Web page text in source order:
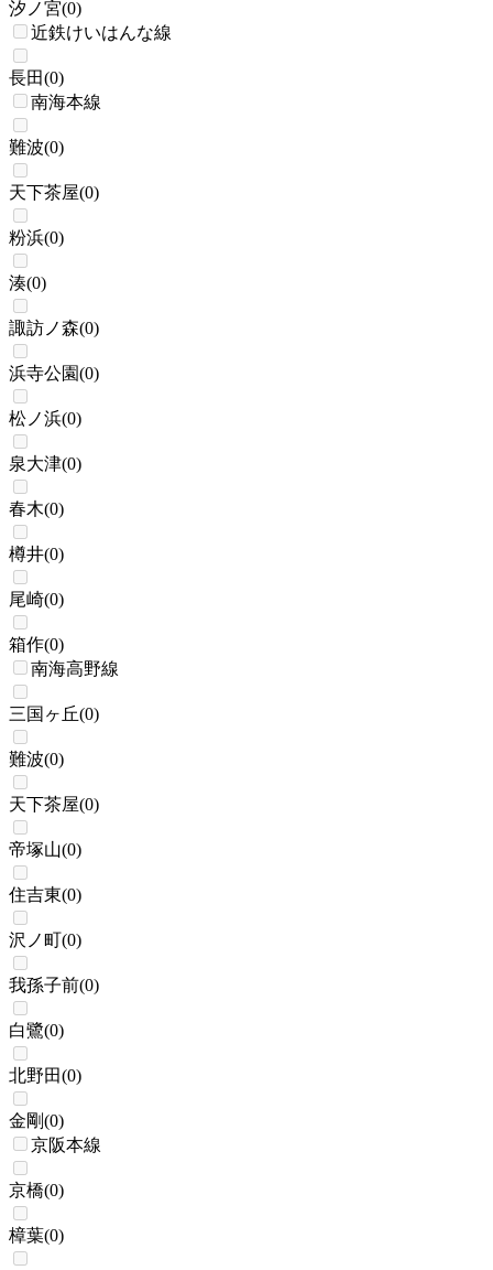
汐ノ宮(0)
近鉄けいはんな線
長田(0)
南海本線
難波(0)
天下茶屋(0)
粉浜(0)
湊(0)
諏訪ノ森(0)
浜寺公園(0)
松ノ浜(0)
泉大津(0)
春木(0)
樽井(0)
尾崎(0)
箱作(0)
南海高野線
三国ヶ丘(0)
難波(0)
天下茶屋(0)
帝塚山(0)
住吉東(0)
沢ノ町(0)
我孫子前(0)
白鷺(0)
北野田(0)
金剛(0)
京阪本線
京橋(0)
樟葉(0)